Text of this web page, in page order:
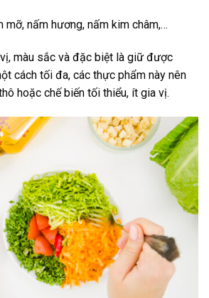
mỡ, nấm hương, nấm kim châm,…
màu sắc và đặc biệt là giữ được
cách tối đa, các thực phẩm này nên
hoặc chế biến tối thiểu, ít gia vị.